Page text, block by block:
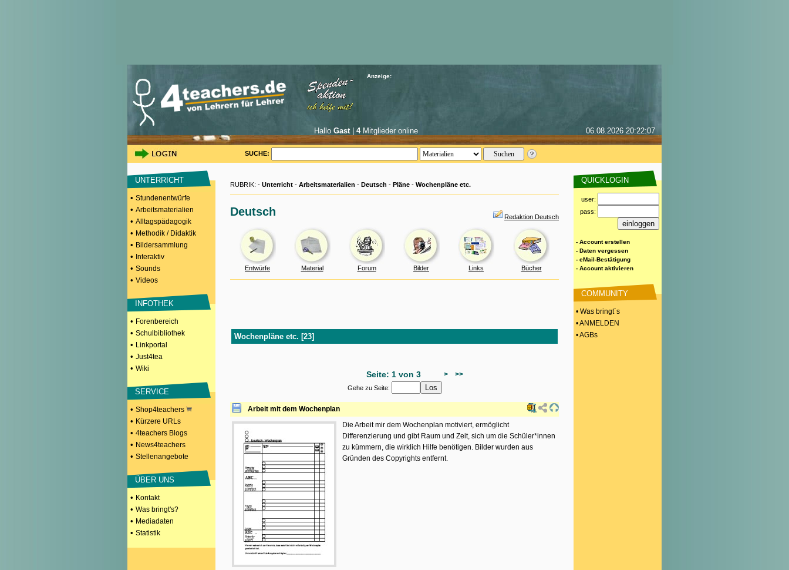
Anzeige:
Hallo Gast| 4Mitglieder online 06.08.2026 20:22:07
SUCHE:
UNTERRICHT
• Stundenentwürfe
• Arbeitsmaterialien
• Alltagspädagogik
• Methodik / Didaktik
• Bildersammlung
• Interaktiv
• Sounds
• Videos
INFOTHEK
• Forenbereich
• Schulbibliothek
• Linkportal
• Just4tea
• Wiki
SERVICE
• Shop4teachers
• Kürzere URLs
• 4teachers Blogs
• News4teachers
• Stellenangebote
ÜBER UNS
• Kontakt
• Was bringt's?
• Mediadaten
• Statistik
RUBRIK: - Unterricht - Arbeitsmaterialien - Deutsch - Pläne - Wochenpläne etc.
Deutsch Redaktion Deutsch
Entwürfe Material Forum Bilder Links Bücher
Wochenpläne etc. [23]
Seite: 1 von 3 > >>
Gehe zu Seite:
Arbeit mit dem Wochenplan
Die Arbeit mir dem Wochenplan motiviert, ermöglicht
Differenzierung und gibt Raum und Zeit, sich um die Schüler*innen
zu kümmern, die wirklich Hilfe benötigen. Bilder wurden aus
Gründen des Copyrights entfernt.
QUICKLOGIN
user:
pass:
- Account erstellen
- Daten vergessen
- eMail-Bestätigung
- Account aktivieren
COMMUNITY
• Was bringt´s
• ANMELDEN
• AGBs